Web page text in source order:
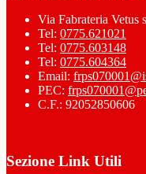
Via Fabrateria Vetus
Tel: 0775.621021
Tel: 0775.603148
Tel: 0775.604364
Email:
PEC:
C.F.: 92052850606
Sezione Link Utili